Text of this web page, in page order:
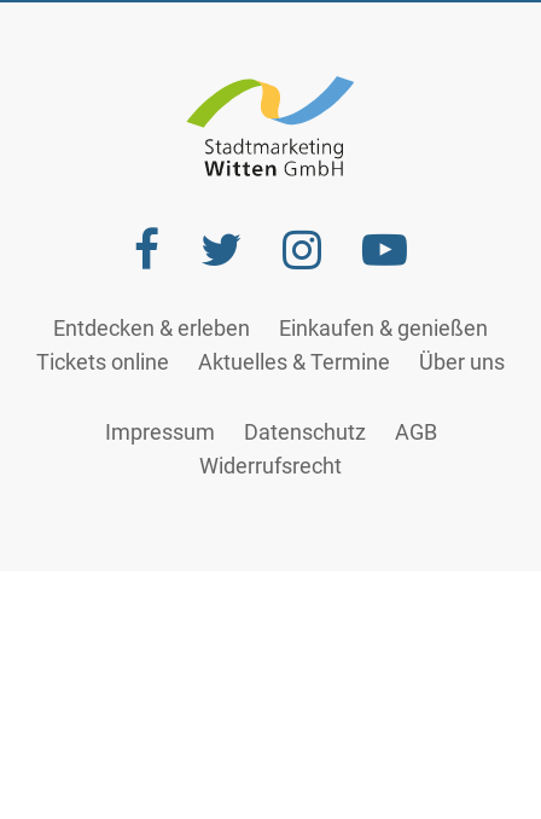
Entdecken & erleben
Einkaufen & genießen
Tickets online
Aktuelles & Termine Über uns
Impressum Datenschutz
AGB
Widerrufsrecht